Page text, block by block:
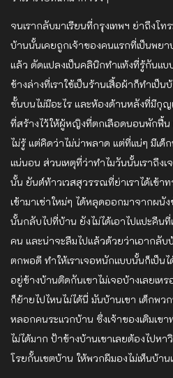
จนเรากลับมาเรียนที่กรุงเทพฯ ย่าถึงโท
บ้านนั้นเคยถูกเจ้าของคนแรกที่เป็นพ
แล้ว ดัดแปลงเป็นคลินิกทำแท้งที่รู้กันแ
ข้างล่างที่เราใช้เป็นร้านเสื้อผ้าก็ทำเป็
ชั้นบนไม่มีอะไร และห้องด้านหลังที่มีกุ
ที่สร้างไว้ให้ผู้หญิง​ที่ตกเลือดนอนพักฟื้น
ไม่รู้ แต่คิดว่าไม่น่าพลาด แต่ที่แน่ๆ มีเ
แน่นอน ส่วนเหตุที่ว่าทำไมวันนั้นเราถึ
นั้น ยันต์​ท้าวเวสสุวรรณ​ที่ย่าเราได้เข้า
เข้ามาเช่าใหม่ๆ ได้หลุดออกมาจากผนั
นั้นกลับไปที่บ้าน ยังไม่ได้เอาไปแปะคืน
คน และน่าจะลืมไปแล้วด้วยว่าเอากลับ
ตกพอดี ทำให้เราเจอหนักแบบนั้นก็เป็น
อยู่​ข้างบ้านติดกันเขาไม่เจอบ้างเลยเห
ก็ย้ายไปไหนไม่ได้นี่ มันบ้านเขา เด็กพ
หลอกคนระแวกบ้าน ซึ่งเจ้าของเดิมเข
ไม่ได้มาก ป้าข้างบ้านเขาเลยต้องไปห
โรยกั้นเขตบ้าน ให้พวกผีมองไม่เห็นบ้า